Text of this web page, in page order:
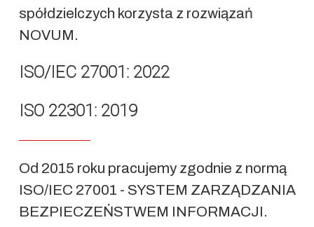
spółdzielczych korzysta z rozwiązań
NOVUM.
ISO/IEC 27001: 2022
ISO 22301: 2019
Od 2015 roku pracujemy zgodnie z normą
ISO/IEC 27001 - SYSTEM ZARZĄDZANIA
BEZPIECZEŃSTWEM INFORMACJI.